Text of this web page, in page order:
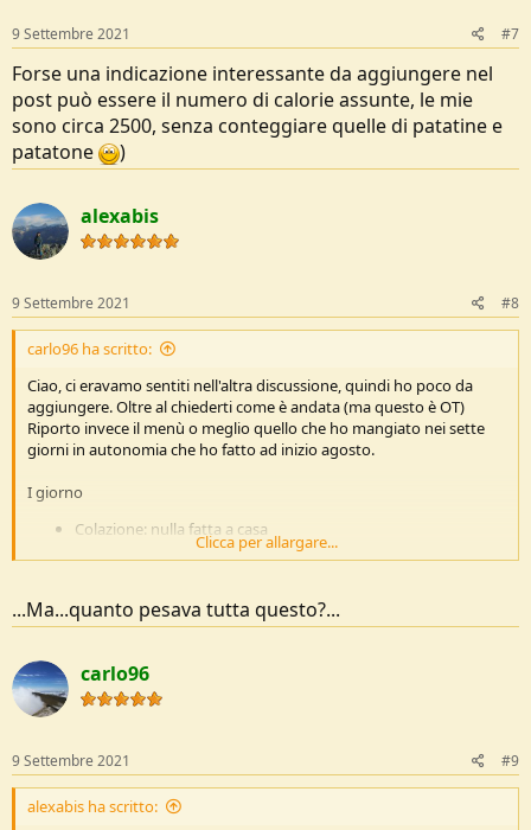
s
:
9 Settembre 2021 #7
Forse una indicazione interessante da aggiungere nel
post può essere il numero di calorie assunte, le mie
sono circa 2500, senza conteggiare quelle di patatine e
patatone
)
alexabis
9 Settembre 2021 #8
carlo96 ha scritto:
Ciao, ci eravamo sentiti nell'altra discussione, quindi ho poco da
aggiungere. Oltre al chiederti come è andata (ma questo è OT)
Riporto invece il menù o meglio quello che ho mangiato nei sette
giorni in autonomia che ho fatto ad inizio agosto.
I giorno
Colazione: nulla fatta a casa
Pranzo: 3 panini preparati a casa
II giorno
e muesli (da reidratare con acqua fredda)
Pranzo: Noodles e una scatoletta di carne Montana
Cena: Risotto Knorr (classico "alla milanese")+ pane a cassetta
Colazione: 5/6 Baiocchi + 100g di un mix composto da avena
e muesli (da reidratare con acqua fredda)
Clicca per allargare...
...Ma...quanto pesava tutta questo?...
carlo96
9 Settembre 2021 #9
alexabis ha scritto: